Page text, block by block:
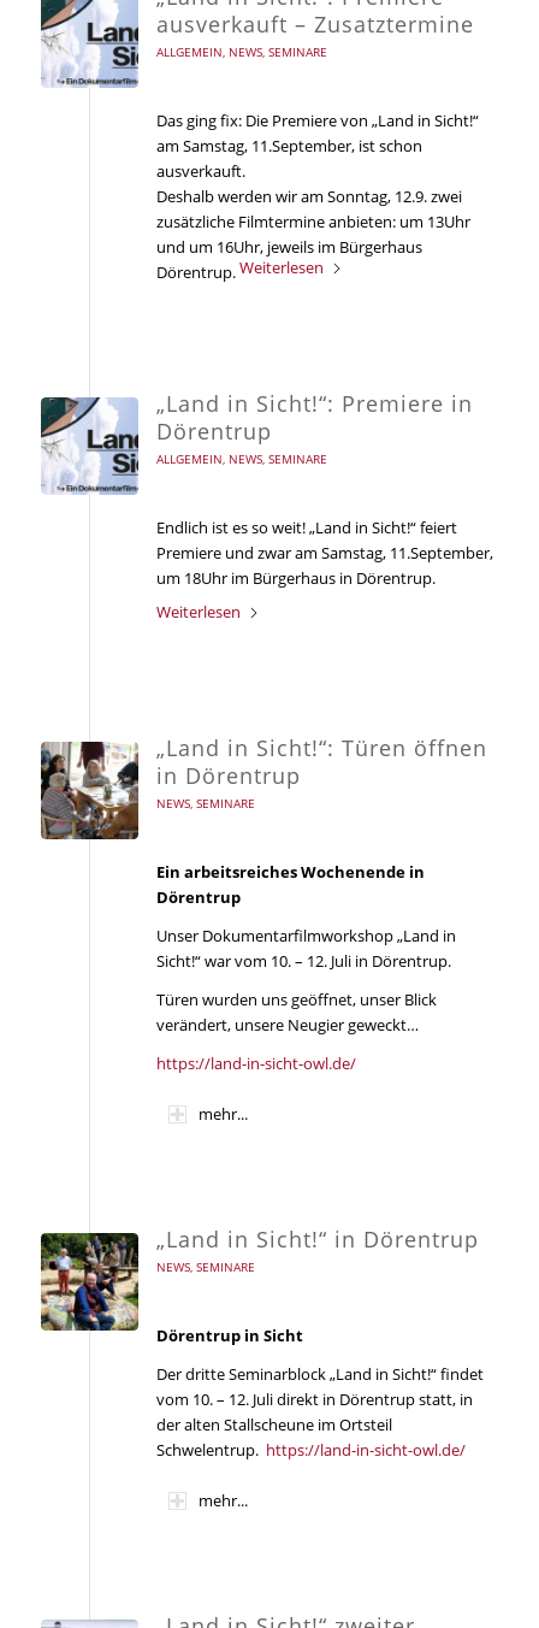
ausverkauft – Zusatztermine
ALLGEMEIN NEWS, SEMINARE
Das ging fix: Die Premiere von „Land in Sicht!“
am Samstag, 11.September, ist schon
ausverkauft.
Deshalb werden wir am Sonntag, 12.9. zwei
zusätzliche Filmtermine anbieten: um 13Uhr
und um 16Uhr, jeweils im Bürgerhaus
Dörentrup.Weiterlesen
„Land in Sicht!“: Premiere in
Dörentrup
ALLGEMEIN NEWS, SEMINARE
Endlich ist es so weit! „Land in Sicht!“ feiert
Premiere und zwar am Samstag, 11.September,
um 18Uhr im Bürgerhaus in Dörentrup.
Weiterlesen
„Land in Sicht!“: Türen öffnen
in Dörentrup
NEWS, SEMINARE
Ein arbeitsreiches Wochenende in
Dörentrup
Unser Dokumentarfilmworkshop „Land in
Sicht!“ war vom 10. – 12. Juli in Dörentrup.
Türen wurden uns geöffnet, unser Blick
verändert, unsere Neugier geweckt…
https://land-in-sicht-owl.de/
mehr...
„Land in Sicht!“ in Dörentrup
NEWS, SEMINARE
Dörentrup in Sicht
Der dritte Seminarblock „Land in Sicht!“ findet
vom 10. – 12. Juli direkt in Dörentrup statt, in
der alten Stallscheune im Ortsteil
Schwelentrup. https://land-in-sicht-owl.de/
mehr...